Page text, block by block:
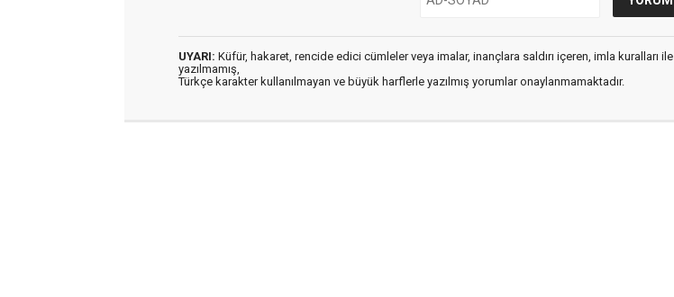
UYARI: Küfür, hakaret, rencide edici cümleler veya imalar, inançlara saldırı içeren, imla kuralları ile
yazılmamış,
Türkçe karakter kullanılmayan ve büyük harflerle yazılmış yorumlar onaylanmamaktadır.